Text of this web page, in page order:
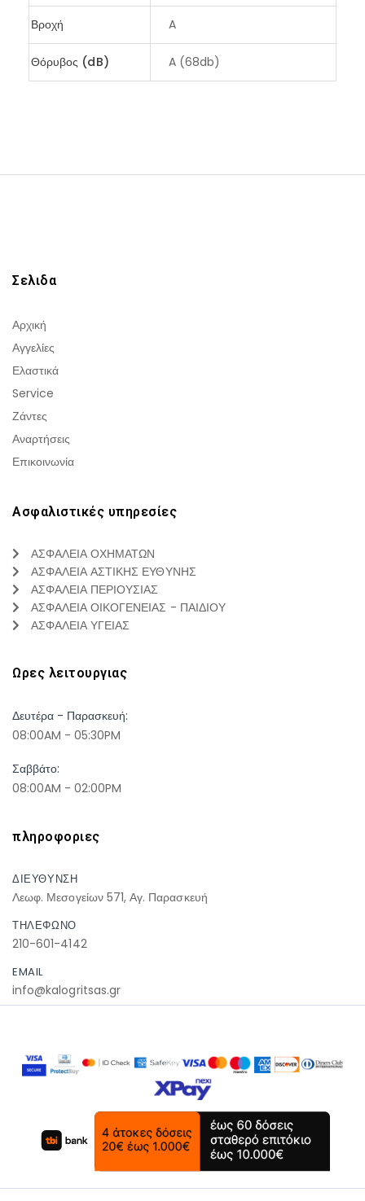
Βροχή A
Θόρυβος (dB) A (68db)
Σελιδα
Αρχική
Αγγελίες
Ελαστικά
Service
Ζάντες
Αναρτήσεις
Επικοινωνία
Ασφαλιστικές υπηρεσίες
ΑΣΦΑΛΕΙΑ ΟΧΗΜΑΤΩΝ
ΑΣΦΑΛΕΙΑ ΑΣΤΙΚΗΣ ΕΥΘΥΝΗΣ
ΑΣΦΑΛΕΙΑ ΠΕΡΙΟΥΣΙΑΣ
ΑΣΦΑΛΕΙΑ ΟΙΚΟΓΕΝΕΙΑΣ - ΠΑΙΔΙΟΥ
ΑΣΦΑΛΕΙΑ ΥΓΕΙΑΣ
Ωρες λειτουργιας
Δευτέρα - Παρασκευή:
08:00AM - 05:30PM
Σαββάτο:
08:00AM - 02:00PM
πληροφοριες
ΔΙΕΥΘΥΝΣΗ
Λεωφ. Μεσογείων 571, Αγ. Παρασκευή
ΤΗΛΕΦΩΝΟ
210-601-4142
EMAIL
info@kalogritsas.gr